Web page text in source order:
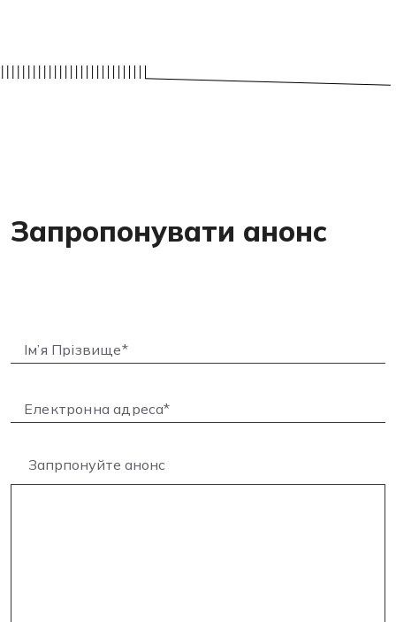
Запропонувати анонс
Запрпонуйте анонс